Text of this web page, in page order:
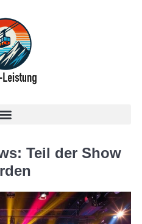
Teil der Show